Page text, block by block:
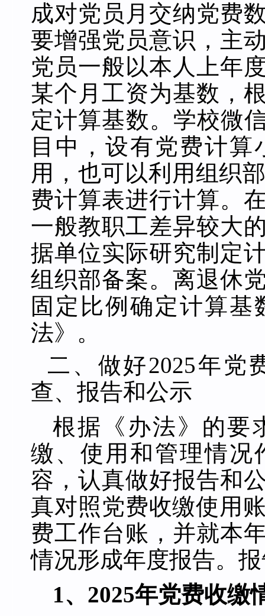
成对党员月交纳党费
要增强党员意识，主
党员一般以本人上年
某个月工资为基数，
定计算基数。学校微
目中，设有党费计
用，也可以利用组织
费计算表进行计算。
一般教职工差异较大
据单位实际研究制定
组织部备案。离退休
固定比例确定计算
法》。
二、 做好2025年党
查、报告和公示
根据《办法》的要
缴、使用和管理情况
容，认真做好报告和
真对照党费收缴使用
费工作台账，并就本
情况形成年度报告。
1、2025年党费收缴